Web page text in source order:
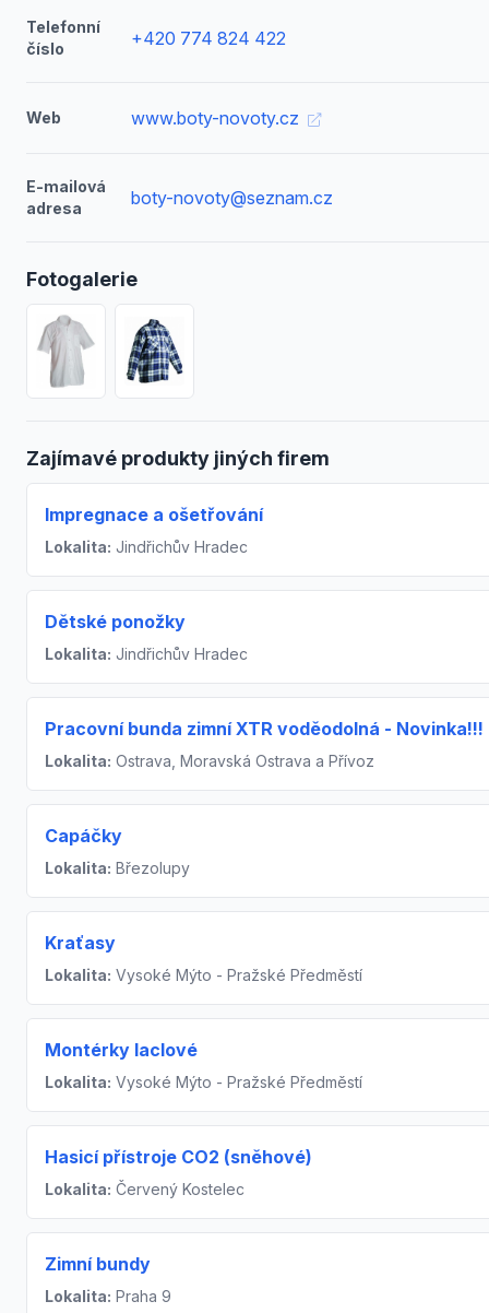
Telefonní
číslo
+420 774 824 422
Web www.boty-novoty.cz
E-mailová
adresa
boty-novoty@seznam.cz
Fotogalerie
Zajímavé produkty jiných firem
Impregnace a ošetřování
Lokalita: Jindřichův Hradec
Dětské ponožky
Lokalita: Jindřichův Hradec
Pracovní bunda zimní XTR voděodolná - Novinka!!!
Lokalita: Ostrava, Moravská Ostrava a Přívoz
Capáčky
Lokalita: Březolupy
Kraťasy
Lokalita: Vysoké Mýto - Pražské Předměstí
Montérky laclové
Lokalita: Vysoké Mýto - Pražské Předměstí
Hasicí přístroje CO2 (sněhové)
Lokalita: Červený Kostelec
Zimní bundy
Lokalita: Praha 9